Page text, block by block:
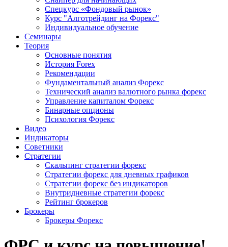
Спецкурс «Фондовый рынок»
Курс "Алготрейдинг на Форекс"
Индивидуальное обучение
Семинары
Теория
Основные понятия
История Forex
Рекомендации
Фундаментальный анализ Форекс
Технический анализ валютного рынка форекс
Управление капиталом Форекс
Бинарные опционы
Психология Форекс
Видео
Индикаторы
Советники
Стратегии
Скальпинг стратегии форекс
Стратегии форекс для дневных графиков
Стратегии форекс без индикаторов
Внутридневные стратегии форекс
Рейтинг брокеров
Брокеры
Брокеры Форекс